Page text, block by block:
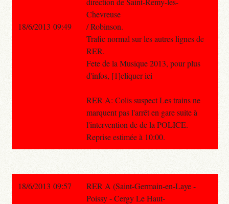
Chevreuse
/ Robinson.
Trafic normal sur les autres lignes de
RER.
Fete de la Musique 2013, pour plus
d'infos, [1]cliquer ici
RER A: Colis suspect Les trains ne
marquent pas l'arrêt en gare suite à
l'intervention de de la POLICE.
Reprise estimée à 10:00.
18/6/2013 09:49
18/6/2013 09:57
RER A (Saint-Germain-en-Laye -
Poissy - Cergy Le Haut-